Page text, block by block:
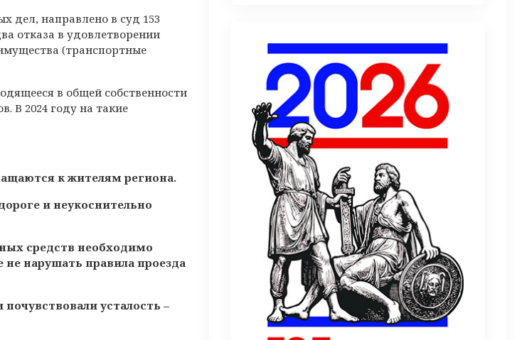
дел, направлено в суд 153
отказа в удовлетворении
(транспортные
в общей собственности
В 2024 году на такие
к жителям региона.
и неукоснительно
средств необходимо
нарушать правила проезда
усталость –